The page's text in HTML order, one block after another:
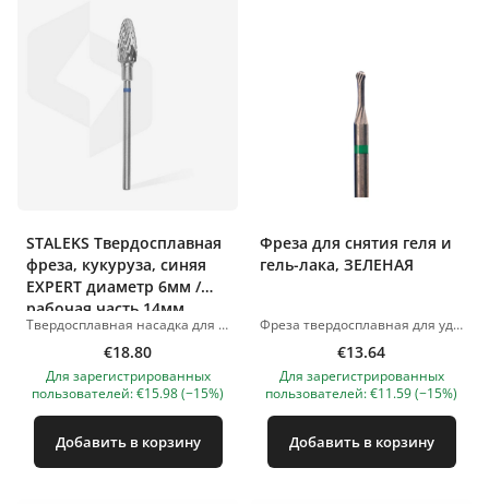
STALEKS Твердосплавная
фреза, кукуруза, синяя
EXPERT диаметр 6мм /
рабочая часть 14мм
Твердосплавная насадка для аппаратного маникюра/педикюра. Форма «кукурузка» для коррекции искусственных ногтей, удаления гель-лака и твёрдых покрытий. Необходимо соблюдать рекомендуемые обороты; использование на более высоких оборотах может привести к травме клиента. В маникюре: Коррекция наращённых ногтей. Подготовка к наращиванию искусственных ногтей. Коррекция ногтевой пластины. Аккуратно снимает материал и оставляет ровную поверхность. В процессе работы материал удаляется маленькими стружками, а не в виде пыли. В области педикюра/подологии: Обработка ороговевших участков кожи. Обработка натоптышей и мозолей. Высококачественный металл. Подходит для всех видов стерилизации и дезинфекции. Устойчива к коррозии. Фотографии товаров иллюстративные. Если у вас есть вопросы, мы всегда ждем вашего письма на nanatallinn@gmail.com
€18.80
Для зарегистрированных
пользователей: €15.98 (−15%)
Добавить в корзину
Фреза для снятия геля и
гель-лака, ЗЕЛЕНАЯ
Фреза твердосплавная для удаления стержневых мозолей, зеленая 1.6 Фотографии продукции носят иллюстративный характер. Если у вас есть вопросы, мы всегда ждем вашего письма по адресу nanatallinn@gmail.com
€13.64
Для зарегистрированных
пользователей: €11.59 (−15%)
Добавить в корзину